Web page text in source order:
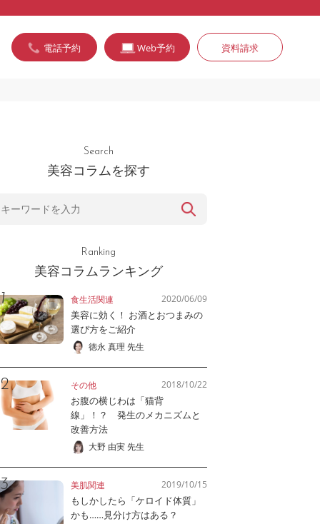
電話予約 Web予約 資料請求
Search
美容コラムを探す
Ranking
美容コラムランキング
食生活関連 2020/06/09
美容に効く！ お酒とおつまみの
選び方をご紹介
徳永 真理 先生
その他 2018/10/22
お腹の横じわは「猫背
線」！？ 発生のメカニズムと
改善方法
大野 由実 先生
美肌関連 2019/10/15
もしかしたら「ケロイド体質」
かも……見分け方はある？